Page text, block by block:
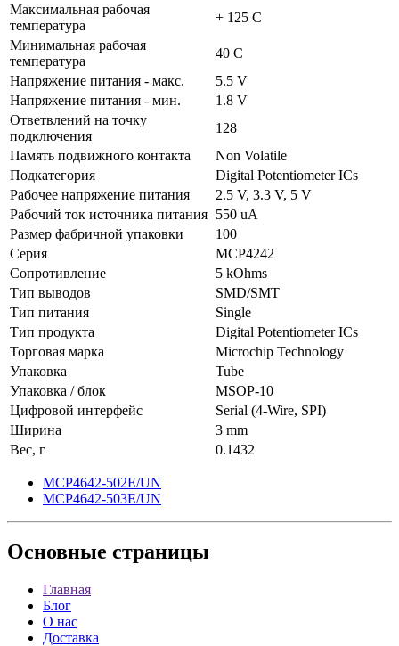
Максимальная рабочая
температура
+ 125 C
Минимальная рабочая
температура
40 C
Напряжение питания - макс.
5.5 V
Напряжение питания - мин.
1.8 V
Ответвлений на точку
подключения
128
Память подвижного контакта
Non Volatile
Подкатегория
Digital Potentiometer ICs
Рабочее напряжение питания
2.5 V, 3.3 V, 5 V
Рабочий ток источника питания 550 uA
Размер фабричной упаковки
100
Серия
MCP4242
Сопротивление
5 kOhms
Тип выводов
SMD/SMT
Тип питания
Single
Тип продукта
Digital Potentiometer ICs
Торговая марка
Microchip Technology
Упаковка
Tube
Упаковка / блок
MSOP-10
Цифровой интерфейс
Serial (4-Wire, SPI)
Ширина
3 mm
Вес, г
0.1432
MCP4642-502E/UN
MCP4642-503E/UN
Основные страницы
Главная
Блог
О нас
Доставка